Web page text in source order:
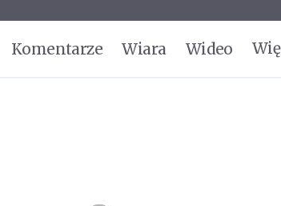
Komentarze Wiara Wideo